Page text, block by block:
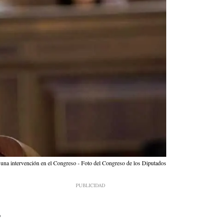
intervención en el Congreso - Foto del Congreso de los Diputados